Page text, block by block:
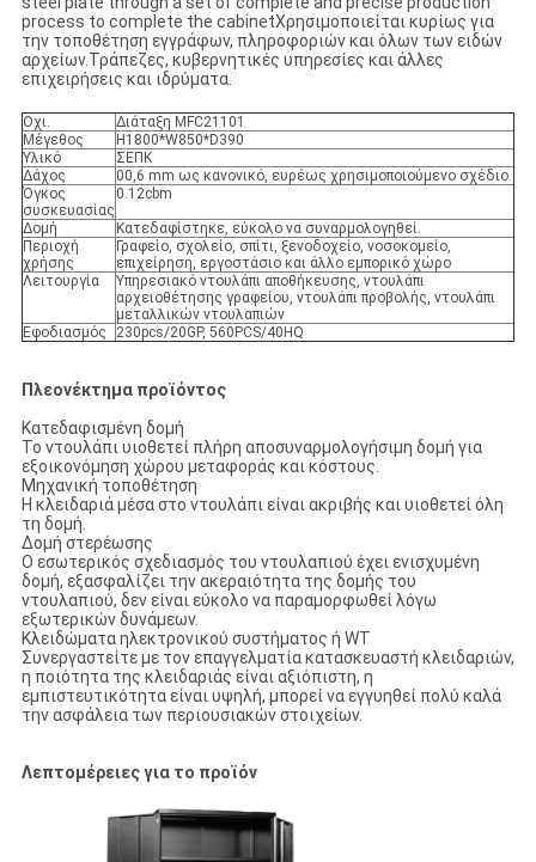
process to complete the cabinetΧρησιμοποιείται κυρίως για
την τοποθέτηση εγγράφων, πληροφοριών και όλων των ειδών
αρχείων.Τράπεζες, κυβερνητικές υπηρεσίες και άλλες
επιχειρήσεις και ιδρύματα.
Οχι.
Διάταξη MFC21101
Μέγεθος
H1800*W850*D390
Υλικό
ΣΕΠΚ
Δάχος
00,6 mm ως κανονικό, ευρέως χρησιμοποιούμενο σχέδιο.
Όγκος
συσκευασίας
0.12cbm
Δομή
Κατεδαφίστηκε, εύκολο να συναρμολογηθεί.
Περιοχή
χρήσης
Γραφείο, σχολείο, σπίτι, ξενοδοχείο, νοσοκομείο,
επιχείρηση, εργοστάσιο και άλλο εμπορικό χώρο
Λειτουργία
Υπηρεσιακό ντουλάπι αποθήκευσης, ντουλάπι
αρχειοθέτησης γραφείου, ντουλάπι προβολής, ντουλάπι
μεταλλικών ντουλαπιών
Εφοδιασμός
230pcs/20GP, 560PCS/40HQ
Πλεονέκτημα προϊόντος
Κατεδαφισμένη δομή
Το ντουλάπι υιοθετεί πλήρη αποσυναρμολογήσιμη δομή για
εξοικονόμηση χώρου μεταφοράς και κόστους.
Μηχανική τοποθέτηση
Η κλειδαριά μέσα στο ντουλάπι είναι ακριβής και υιοθετεί όλη
τη δομή.
Δομή στερέωσης
Ο εσωτερικός σχεδιασμός του ντουλαπιού έχει ενισχυμένη
δομή, εξασφαλίζει την ακεραιότητα της δομής του
ντουλαπιού, δεν είναι εύκολο να παραμορφωθεί λόγω
εξωτερικών δυνάμεων.
Κλειδώματα ηλεκτρονικού συστήματος ή WT
Συνεργαστείτε με τον επαγγελματία κατασκευαστή κλειδαριών,
η ποιότητα της κλειδαριάς είναι αξιόπιστη, η
εμπιστευτικότητα είναι υψηλή, μπορεί να εγγυηθεί πολύ καλά
την ασφάλεια των περιουσιακών στοιχείων.
Λεπτομέρειες για το προϊόν